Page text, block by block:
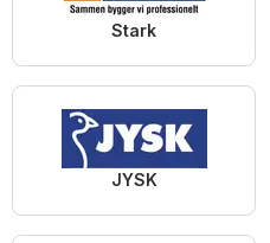
Stark
JYSK